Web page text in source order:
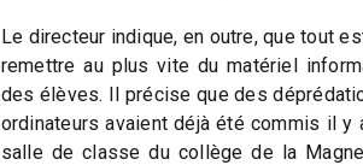
Le directeur indique, en outre, que tout
remettre au plus vite du matériel
des élèves. Il précise que des
ordinateurs avaient déjà été commis il y
salle de classe du collège de la